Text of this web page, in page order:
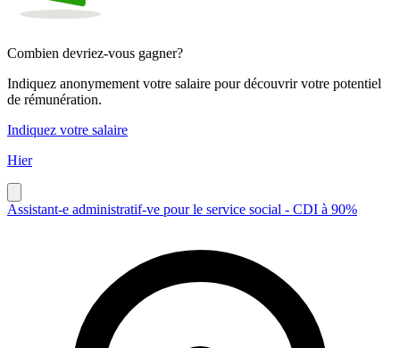
Combien devriez-vous gagner?
Indiquez anonymement votre salaire pour découvrir votre potentiel
de rémunération.
Indiquez votre salaire
Hier
Assistant-e administratif-ve pour le service social - CDI à 90%